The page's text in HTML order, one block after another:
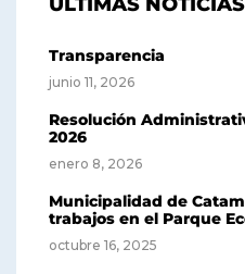
Transparencia
junio 11, 2026
Resolución
2026
enero 8, 2026
Municipalidad de
trabajos en el Parque
octubre 16, 2025